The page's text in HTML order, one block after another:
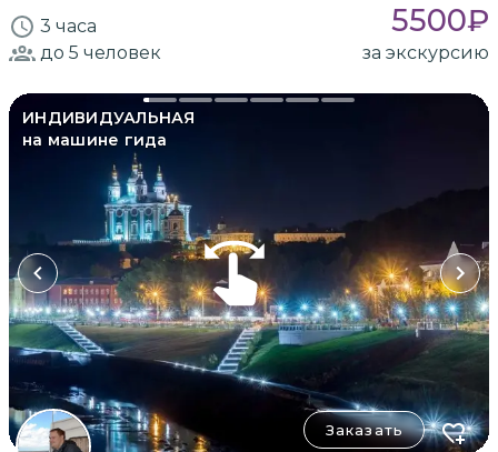
3 часа 5500₽
до 5 человек за экскурсию
ИНДИВИДУАЛЬНАЯ
на машине гида
Заказать